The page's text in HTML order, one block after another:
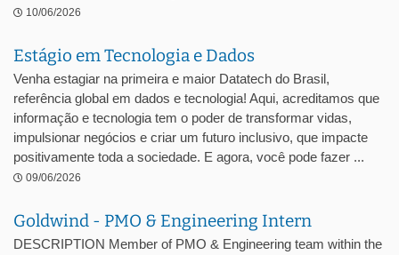
10/06/2026
Estágio em Tecnologia e Dados
Venha estagiar na primeira e maior Datatech do Brasil,
referência global em dados e tecnologia! Aqui, acreditamos que
informação e tecnologia tem o poder de transformar vidas,
impulsionar negócios e criar um futuro inclusivo, que impacte
positivamente toda a sociedade. E agora, você pode fazer ...
09/06/2026
Goldwind - PMO & Engineering Intern
DESCRIPTION Member of PMO & Engineering team within the